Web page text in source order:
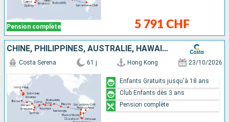
Pension complète 5 791 CHF
CHINE, PHILIPPINES, AUSTRALIE, HAWAII, FIJI, TONGA, POLYNÉSIE, CHILI, ARGENTINE
Costa Serena 61 j Hong Kong 23/10/2026
Enfants Gratuits jusqu'à 18 ans
Club Enfants dès 3 ans
Pension complète